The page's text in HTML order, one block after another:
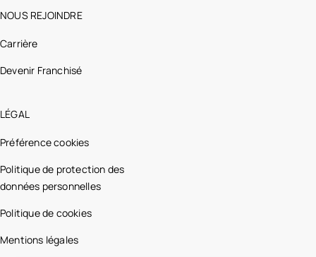
NOUS REJOINDRE
Carrière
Devenir Franchisé
LÉGAL
Préférence cookies
Politique de protection des
données personnelles
Politique de cookies
Mentions légales